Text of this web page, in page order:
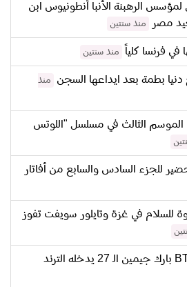
الرهبنة الأنبا أنطونيوس ابن
مصر
منذ سنتين
في فرنسا كلياً منذ سنتين
بطمة بعد ايداعها السجن
منذ
الثالث في مسلسل "اللوتس
للجزء السادس والسابع من أفاتار
للسلام في غزة وتايلور سويفت تفوز
عيد ميلاد عضو فريق BTS بارك جيمين الـ 27 يدخله الترند